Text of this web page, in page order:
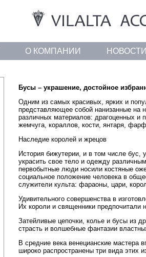
О КОМПАНИИ НОВОСТИ
Бусы – украшение, достойное
Одним из самых красивых, ярких и
представляющее собой нанизанные на
различных материалов: драгоценных и
жемчуга, кораллов, кости, янтаря,
Наследие королей и жрецов
История бижутерии, и в том числе бус,
украсить свое тело и одежду
первобытные люди носили костяные
социальное положение человека в
служители культа: фараоны, цари,
Удивительного совершенства в
Их короли и священники предпочитали
Затейливые цепочки, колье и бусы из
страсть и волшебные фантазии
В средние века венецианские мастера
широко распространены три вида